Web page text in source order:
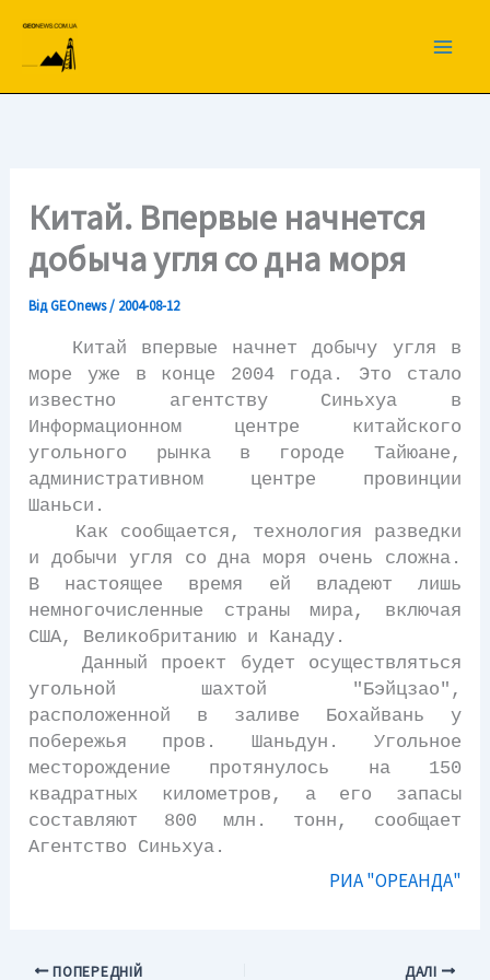
вмісту
Китай. Впервые начнется
добыча угля со дна моря
ВідGEOnews/ 2004-08-12
Китай впервые начнет добычу угля в
море уже в конце 2004 года. Это стало
известно агентству Синьхуа в
Информационном центре китайского
угольного рынка в городе Тайюане,
административном центре провинции
Шаньси.
Как сообщается, технология разведки
и добычи угля со дна моря очень сложна.
В настоящее время ей владеют лишь
немногочисленные страны мира, включая
США, Великобританию и Канаду.
Данный проект будет осуществляться
угольной шахтой "Бэйцзао",
расположенной в заливе Бохайвань у
побережья пров. Шаньдун. Угольное
месторождение протянулось на 150
квадратных километров, а его запасы
составляют 800 млн. тонн, сообщает
Агентство Синьхуа.
РИА "ОРЕАНДА"
ПОПЕРЕДНІЙ ДАЛІ